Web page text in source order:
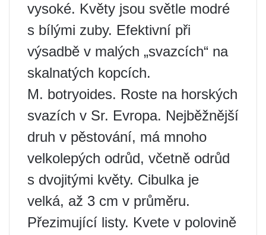
vysoké. Květy jsou světle modré
s bílými zuby. Efektivní při
výsadbě v malých „svazcích“ na
skalnatých kopcích.
M. botryoides. Roste na horských
svazích v Sr. Evropa. Nejběžnější
druh v pěstování, má mnoho
velkolepých odrůd, včetně odrůd
s dvojitými květy. Cibulka je
velká, až 3 cm v průměru.
Přezimující listy. Kvete v polovině